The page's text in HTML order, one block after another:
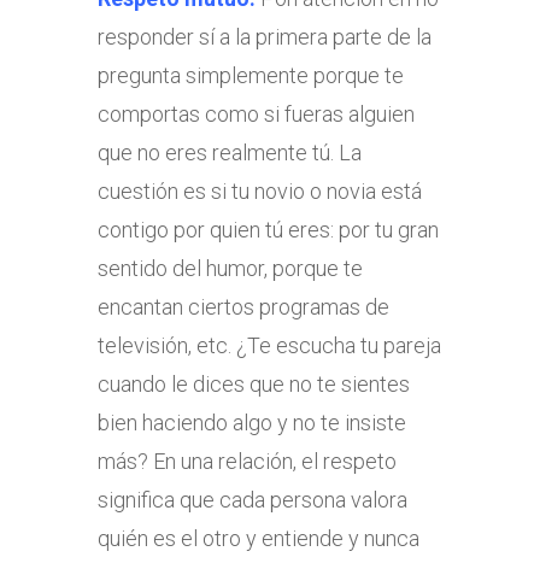
responder sí a la primera parte de la
pregunta simplemente porque te
comportas como si fueras alguien
que no eres realmente tú. La
cuestión es si tu novio o novia está
contigo por quien tú eres: por tu gran
sentido del humor, porque te
encantan ciertos programas de
televisión, etc. ¿Te escucha tu pareja
cuando le dices que no te sientes
bien haciendo algo y no te insiste
más? En una relación, el respeto
significa que cada persona valora
quién es el otro y entiende y nunca